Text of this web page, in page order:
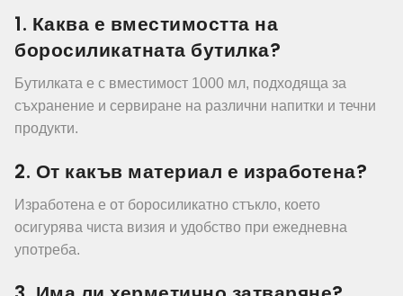
1. Каква е вместимостта на
боросиликатната бутилка?
Бутилката е с вместимост 1000 мл, подходяща за
съхранение и сервиране на различни напитки и течни
продукти.
2. От какъв материал е изработена?
Изработена е от боросиликатно стъкло, което
осигурява чиста визия и удобство при ежедневна
употреба.